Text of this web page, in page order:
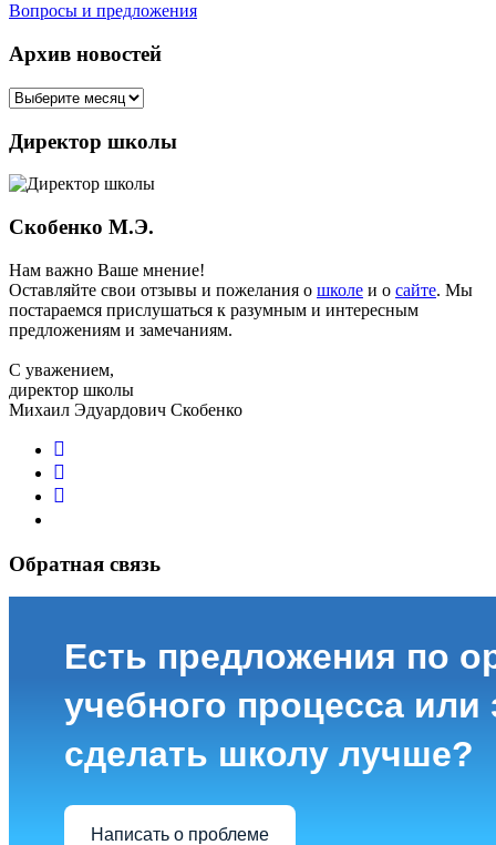
Вопросы и предложения
Архив новостей
Директор школы
Скобенко М.Э.
Нам важно Ваше мнение!
Оставляйте свои отзывы и пожелания о школе и о сайте. Мы
постараемся прислушаться к разумным и интересным
предложениям и замечаниям.
С уважением,
директор школы
Михаил Эдуардович Скобенко
Обратная связь
Есть предложения по
учебного процесса или
сделать школу лучше?
Написать о проблеме